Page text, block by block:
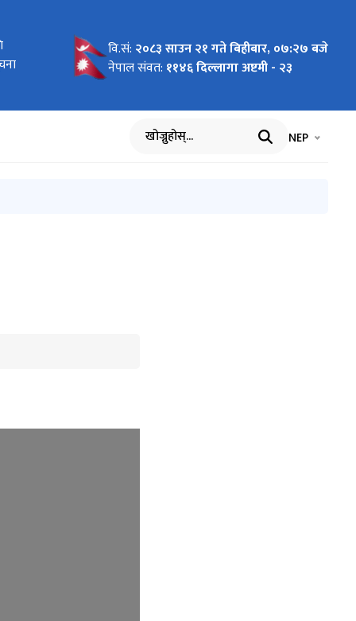
वि.सं: २०८३ साउन २१ गते बिहीबार, ०७:२७ बजे
नेपाल संवत: ११४६ दिल्लागा अष्टमी - २३
खोज्नुहोस् भाषा चयन
NEP